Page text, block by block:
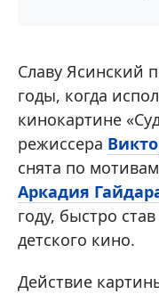
Славу Ясинский
годы, когда
кинокартине
режиссера
снята по
Аркадия
году, быстро
детского кино.
Действие